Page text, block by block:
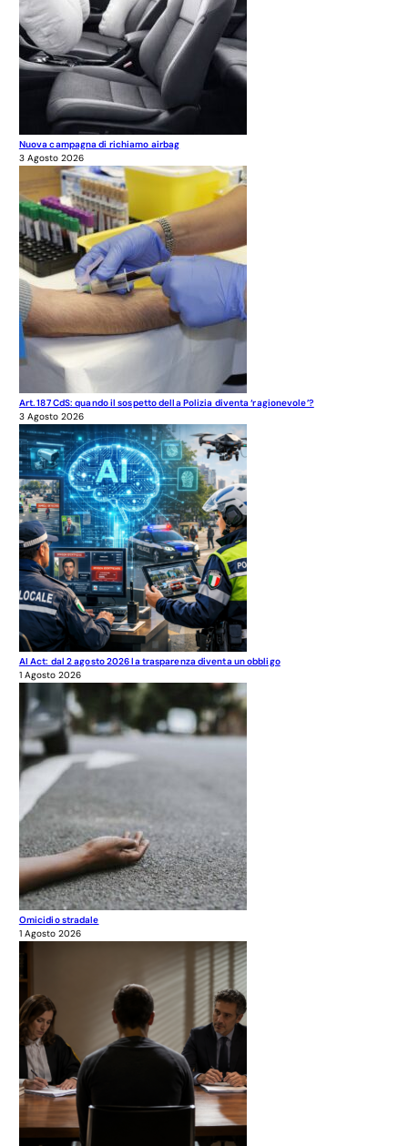
Nuova campagna di richiamo airbag
3 Agosto 2026
Art. 187 CdS: quando il sospetto della Polizia diventa ‘ragionevole’?
3 Agosto 2026
AI Act: dal 2 agosto 2026 la trasparenza diventa un obbligo
1 Agosto 2026
Omicidio stradale
1 Agosto 2026